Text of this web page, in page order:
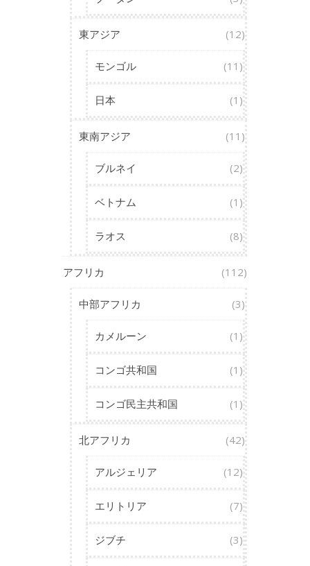
東アジア (12)
モンゴル (11)
日本 (1)
東南アジア (11)
ブルネイ (2)
ベトナム (1)
ラオス (8)
アフリカ (112)
中部アフリカ (3)
カメルーン (1)
コンゴ共和国 (1)
コンゴ民主共和国 (1)
北アフリカ (42)
アルジェリア (12)
エリトリア (7)
ジブチ (3)